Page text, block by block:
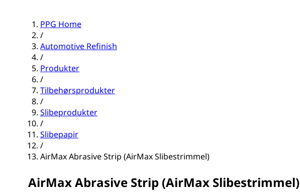
PPG Home
/
Automotive Refinish
/
Produkter
/
Tilbehørsprodukter
/
Slibeprodukter
/
Slibepapir
/
AirMax Abrasive Strip (AirMax Slibestrimmel)
AirMax Abrasive Strip (AirMax Slibestrimmel)